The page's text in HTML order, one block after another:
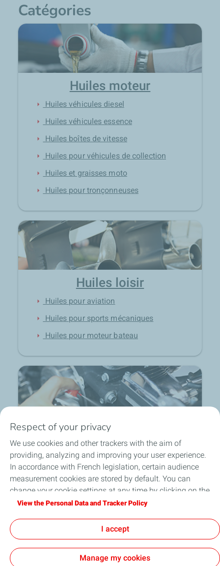
Catégories
Huiles moteur
arrow_right Huiles véhicules diesel
arrow_right Huiles véhicules essence
arrow_right Huiles boîtes de vitesse
arrow_right Huiles pour véhicules de collection
arrow_right Huiles et graisses moto
arrow_right Huiles pour tronçonneuses
Huiles loisir
arrow_right Huiles pour aviation
arrow_right Huiles pour sports mécaniques
arrow_right Huiles pour moteur bateau
Graisses industrielles
local_shipping
Expédition sous 24h en
France Métropolitaine
group
Un équipe d'experts à
votre écoute
lock
Paiement sécurisé et
confidentiel
loop
Contact
Données personnelles
Nos Univers
Respect of your privacy
We use cookies and other trackers with the aim of
providing, analyzing and improving your user experience.
In accordance with French legislation, certain audience
measurement cookies are stored by default. You can
change your cookie settings at any time by clicking on the
"Manage my cookies" button. By clicking on the "Accept"
device. If you click on "Decline", only the technical cookies
required for the site to function correctly will be used. For
more information, refer to the "Personal Data and Tracker
Policy" page.
View the Personal Data and Tracker Policy
I accept
Manage my cookies